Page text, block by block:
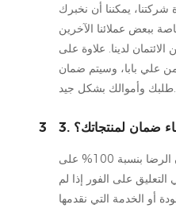
يمكننا أن نخبرك
ببعض عملائنا الآخرين
لدينا. علاوة على
علي بابا، وسيتم ضمان
طلبك وأموالك بشكل جيد.
3 ضمان لمنتجاتك؟
ج: نعم، نحن نقدم ضمان الرضا بنسبة 100% على
التعليق على الفور إذا لم